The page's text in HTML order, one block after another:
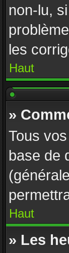
non-lu,
les
Haut
»
Tous
base de
Haut
» Les